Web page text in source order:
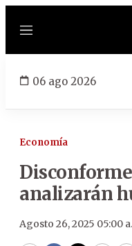
Menú
06 ago 2026
Economía
analizarán
Agosto 26, 2025 05:00